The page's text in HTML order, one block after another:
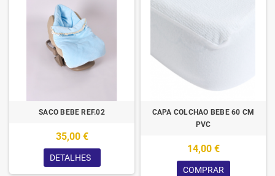
SACO BEBE REF.02
35,00 €
DETALHES
CAPA COLCHAO BEBE 60 CM
PVC
14,00 €
COMPRAR